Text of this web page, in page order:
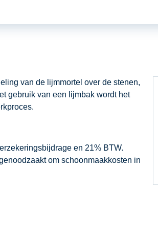
van de lijmmortel over de stenen,
gebruik van een lijmbak wordt het
en 21% BTW.
om schoonmaakkosten in